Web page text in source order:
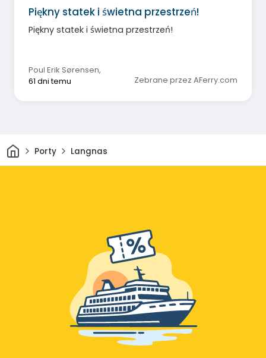
Piękny statek i świetna przestrzeń!
Piękny statek i świetna przestrzeń!
Poul Erik Sørensen,
61 dni temu
Zebrane przez AFerry.com
DomPorty Langnas